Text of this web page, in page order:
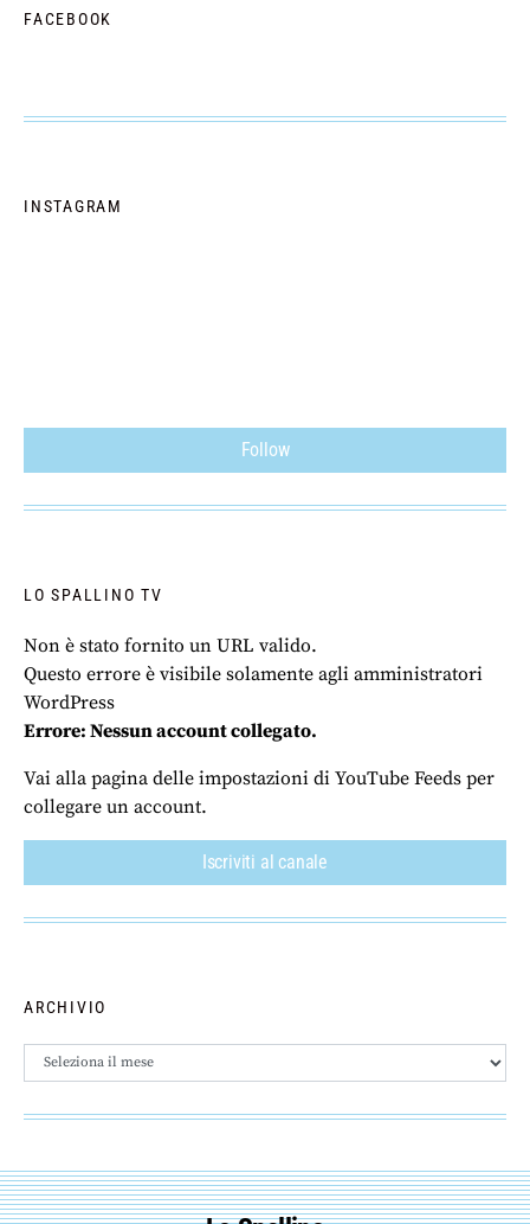
FACEBOOK
INSTAGRAM
Follow
LO SPALLINO TV
Non è stato fornito un URL valido.
Questo errore è visibile solamente agli amministratori
WordPress
Errore: Nessun account collegato.
Vai alla pagina delle impostazioni di YouTube Feeds per
collegare un account.
Iscriviti al canale
ARCHIVIO
Archivio